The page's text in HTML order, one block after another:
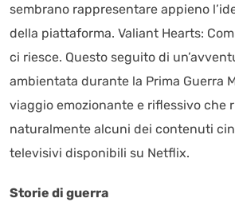
sembrano rappresentare appieno
della piattaforma. Valiant Hearts:
ci riesce. Questo seguito di
ambientata durante la Prima Guerra
viaggio emozionante e riflessivo che
naturalmente alcuni dei contenuti
televisivi disponibili su Netflix.
Storie di guerra